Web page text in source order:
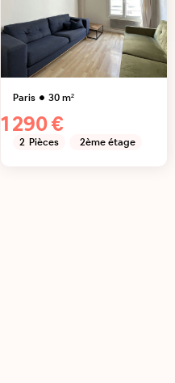
Paris 30m²
1 290 €
2 Pièces 2ème étage